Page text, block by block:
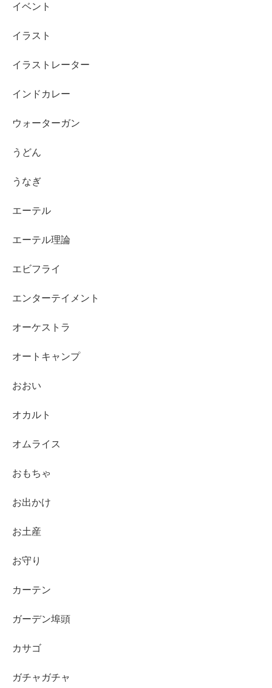
イベント
イラスト
イラストレーター
インドカレー
ウォーターガン
うどん
うなぎ
エーテル
エーテル理論
エビフライ
エンターテイメント
オーケストラ
オートキャンプ
おおい
オカルト
オムライス
おもちゃ
お出かけ
お土産
お守り
カーテン
ガーデン埠頭
カサゴ
ガチャガチャ